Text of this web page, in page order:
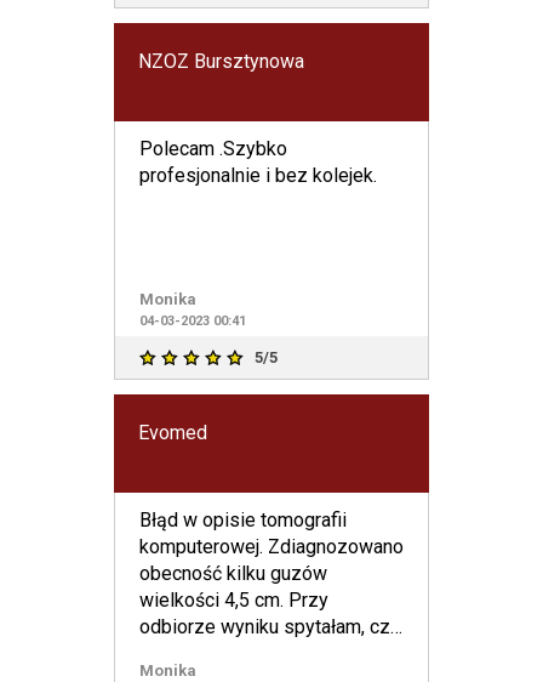
NZOZ Bursztynowa
Polecam .Szybko
profesjonalnie i bez kolejek.
Monika
04-03-2023 00:41
5/5
Evomed
Błąd w opisie tomografii
komputerowej. Zdiagnozowano
obecność kilku guzów
wielkości 4,5 cm. Przy
odbiorze wyniku spytałam, czy
Monika